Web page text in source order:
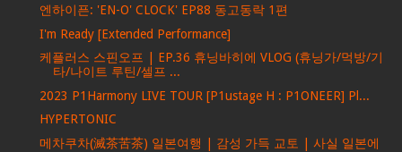
엔하이픈: 'EN-O' CLOCK' EP88 동고동락 1편
I'm Ready [Extended Performance]
케플러스 스핀오프 | EP.36 휴닝바히에 VLOG (휴닝가/먹방/기
타/나이트 루틴/셀프 ...
2023 P1Harmony LIVE TOUR [P1ustage H : P1ONEER] Pl...
HYPERTONIC
메차쿠차(滅茶苦茶) 일본여행 | 감성 가득 교토 | 사실 일본에